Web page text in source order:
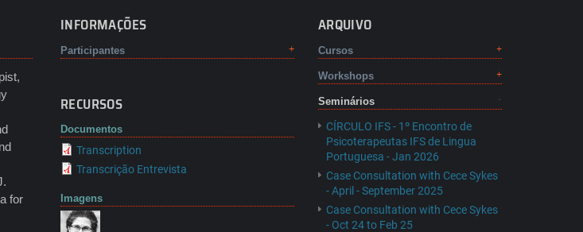
for
INFORMAÇÕES
Participantes
RECURSOS
Documentos
Transcription
Transcrição Entrevista
Imagens
ARQUIVO
Cursos
Workshops
Seminários
CÍRCULO IFS - 1º Encontro de
Psicoterapeutas IFS de Lingua
Portuguesa - Jan 2026
Case Consultation with Cece Sykes
- April - September 2025
Case Consultation with Cece Sykes
- Oct 24 to Feb 25